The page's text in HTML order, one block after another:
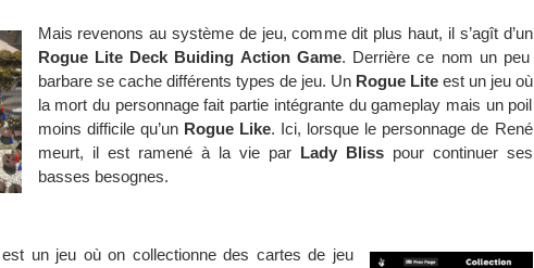
Mais revenons au système de jeu, comme dit plus haut, il s’agît d’un
Rogue Lite Deck Buiding Action Game. Derrière ce nom un peu
barbare se cache différents types de jeu. Un Rogue Liteest un jeu où
la mort du personnage fait partie intégrante du gameplay mais un poil
moins difficile qu’un Rogue Like. Ici, lorsque le personnage de René
meurt, il est ramené à la vie par Lady Blisspour continuer ses
basses besognes.
un jeu où on collectionne des cartes de jeu